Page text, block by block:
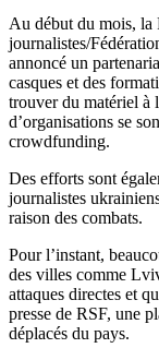
Au début du mois, la
journalistes/
annoncé un
casques et des
trouver du matériel à
d’organisations se
crowdfunding.
Des efforts sont
journalistes
raison des combats.
Pour l’instant,
des villes comme
attaques directes et
presse de RSF, une
déplacés du pays.